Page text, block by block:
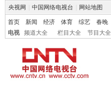
央视网 中国网络电视台 网站地图
首页 新闻 经济 体育 综艺 春晚
电视
频道大全 栏目大全 节目大全